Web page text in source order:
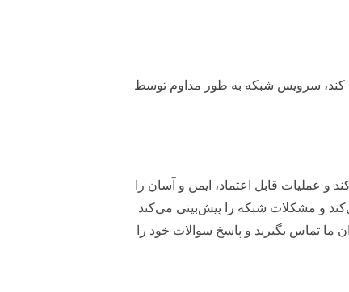
کند، سرویس شبکه به طور مداوم توسط
و عملیات قابل اعتماد، ایمن و آسان را
و مشکلات شبکه را پیش‌بینی می‌کند
ما تماس بگیرید و پاسخ سوالات خود را